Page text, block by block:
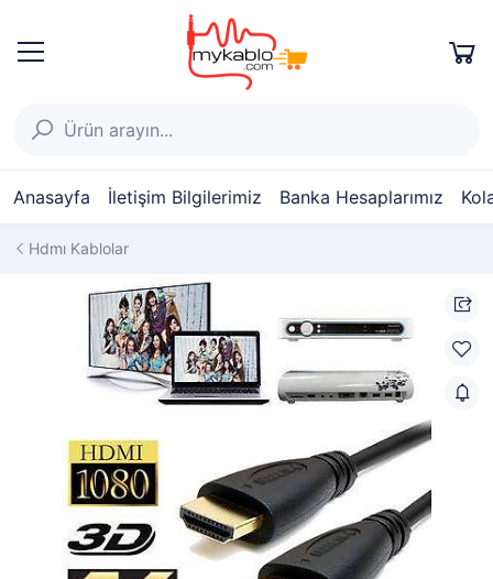
Anasayfa İletişim Bilgilerimiz Banka Hesaplarımız
Hdmı Kablolar